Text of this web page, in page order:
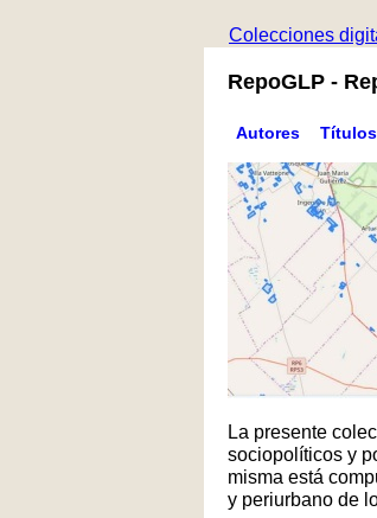
Colecciones
RepoGLP -
Autores Títulos
La presente
sociopolíticos y
misma está
y periurbano de